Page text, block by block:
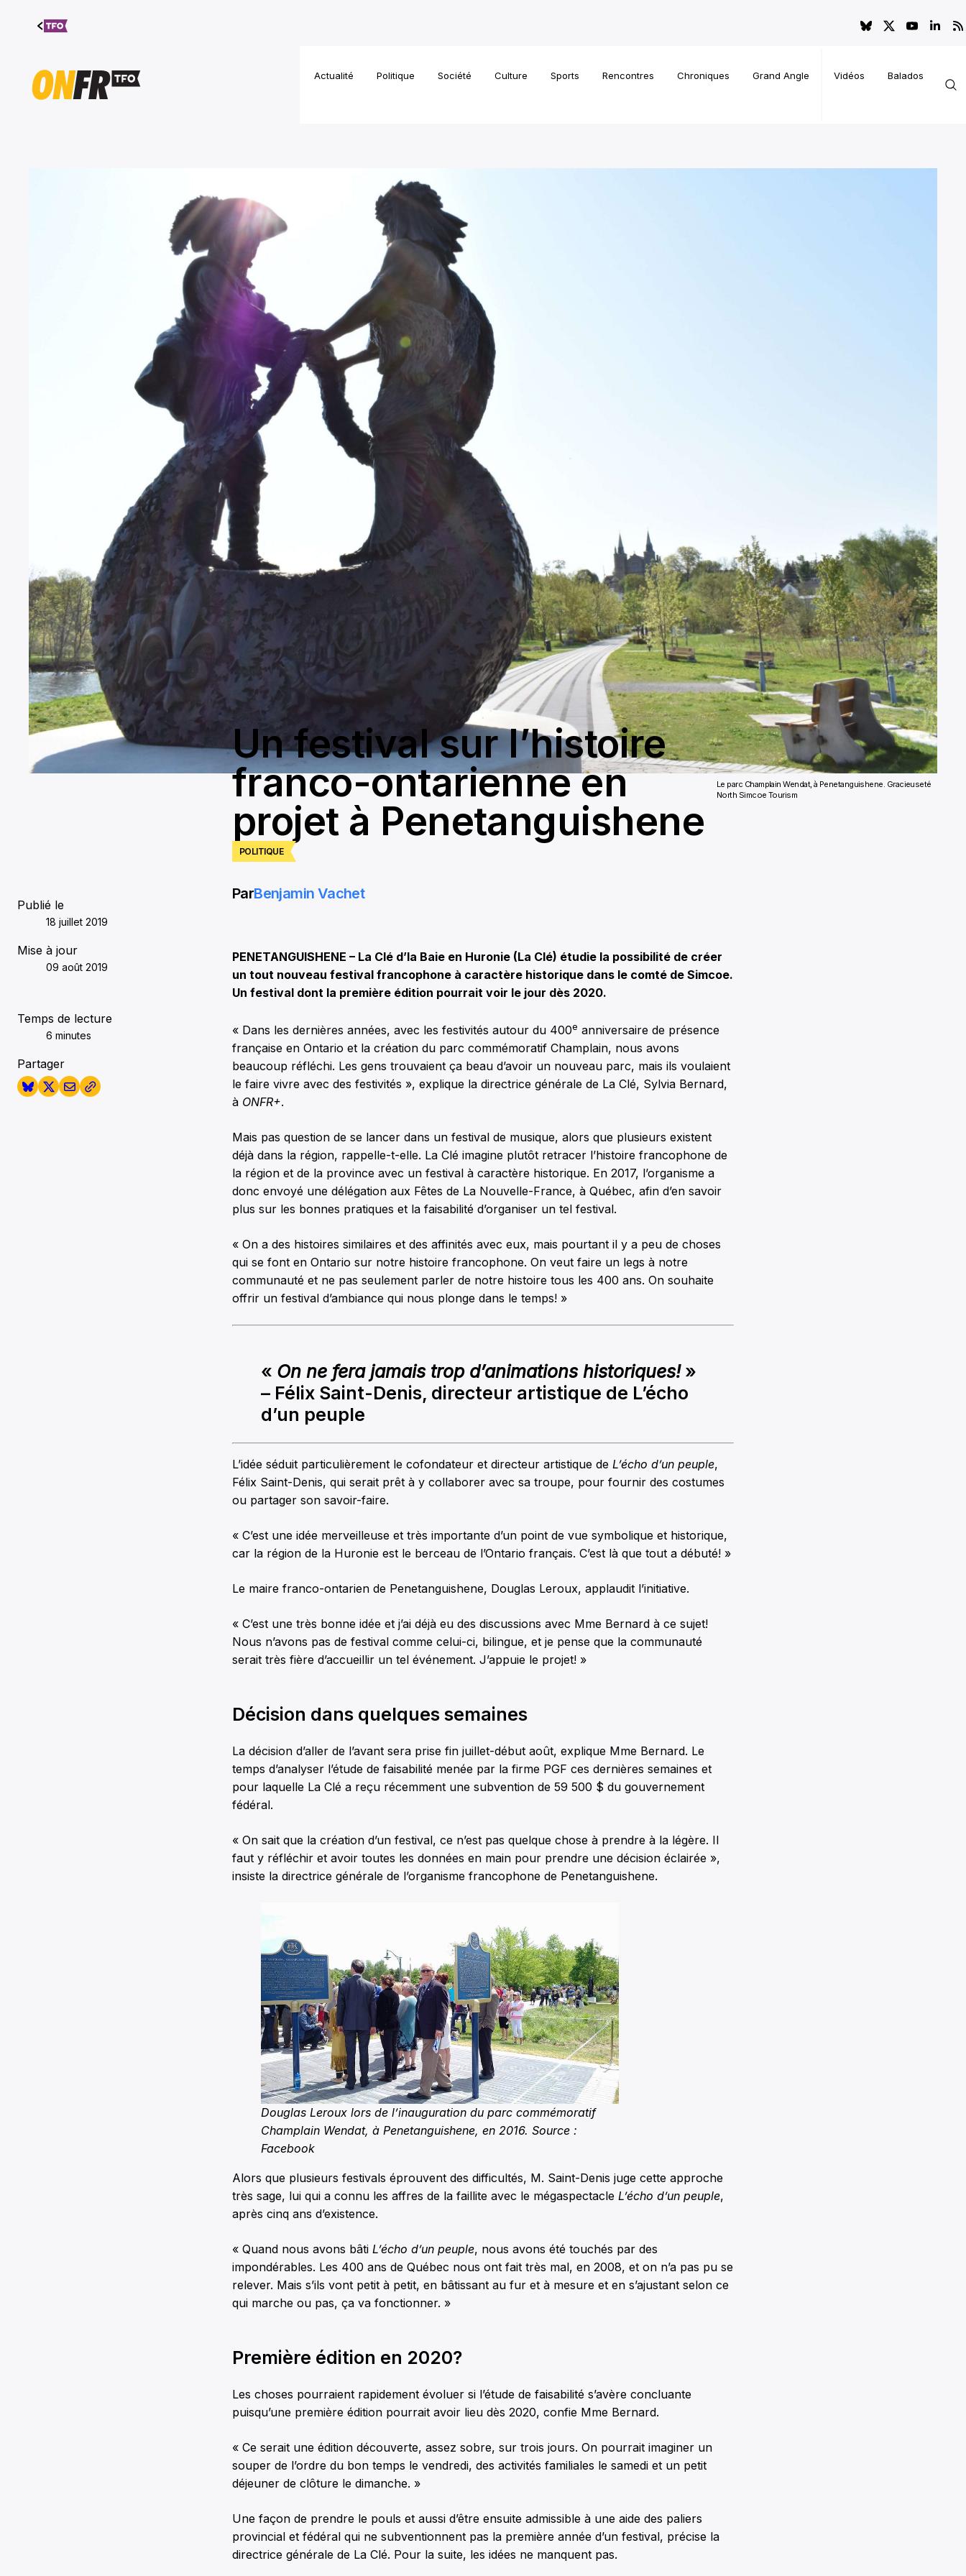
Aller au
contenu
Actualité Politique Société Culture Sports Rencontres Chroniques Grand Angle Vidéos Balados
Le parc Champlain Wendat, à Penetanguishene. Gracieuseté
North Simcoe Tourism
POLITIQUE
Un festival sur l’histoire
franco-ontarienne en
projet à Penetanguishene
Publié le
18 juillet 2019
Mise à jour
09 août 2019
Temps de lecture
6 minutes
Partager
ParBenjamin Vachet
PENETANGUISHENE – La Clé d’la Baie en Huronie (La Clé) étudie la possibilité de créer
un tout nouveau festival francophone à caractère historique dans le comté de Simcoe.
Un festival dont la première édition pourrait voir le jour dès 2020.
« Dans les dernières années, avec les festivités autour du 400e anniversaire de présence
française en Ontario et la création du parc commémoratif Champlain, nous avons
beaucoup réfléchi. Les gens trouvaient ça beau d’avoir un nouveau parc, mais ils voulaient
le faire vivre avec des festivités », explique la directrice générale de La Clé, Sylvia Bernard,
à ONFR+.
Mais pas question de se lancer dans un festival de musique, alors que plusieurs existent
déjà dans la région, rappelle-t-elle. La Clé imagine plutôt retracer l’histoire francophone de
la région et de la province avec un festival à caractère historique. En 2017, l’organisme a
donc envoyé une délégation aux Fêtes de La Nouvelle-France, à Québec, afin d’en savoir
plus sur les bonnes pratiques et la faisabilité d’organiser un tel festival.
« On a des histoires similaires et des affinités avec eux, mais pourtant il y a peu de choses
qui se font en Ontario sur notre histoire francophone. On veut faire un legs à notre
communauté et ne pas seulement parler de notre histoire tous les 400 ans. On souhaite
offrir un festival d’ambiance qui nous plonge dans le temps! »
« On ne fera jamais trop d’animations historiques!»
– Félix Saint-Denis, directeur artistique de L’écho
d’un peuple
L’idée séduit particulièrement le cofondateur et directeur artistique de L’écho d’un peuple,
Félix Saint-Denis, qui serait prêt à y collaborer avec sa troupe, pour fournir des costumes
ou partager son savoir-faire.
« C’est une idée merveilleuse et très importante d’un point de vue symbolique et historique,
car la région de la Huronie est le berceau de l’Ontario français. C’est là que tout a débuté! »
Le maire franco-ontarien de Penetanguishene, Douglas Leroux, applaudit l’initiative.
« C’est une très bonne idée et j’ai déjà eu des discussions avec Mme Bernard à ce sujet!
Nous n’avons pas de festival comme celui-ci, bilingue, et je pense que la communauté
serait très fière d’accueillir un tel événement. J’appuie le projet! »
Décision dans quelques semaines
La décision d’aller de l’avant sera prise fin juillet-début août, explique Mme Bernard. Le
temps d’analyser l’étude de faisabilité menée par la firme PGF ces dernières semaines et
pour laquelle La Clé a reçu récemment une subvention de 59 500 $ du gouvernement
fédéral.
« On sait que la création d’un festival, ce n’est pas quelque chose à prendre à la légère. Il
faut y réfléchir et avoir toutes les données en main pour prendre une décision éclairée »,
insiste la directrice générale de l’organisme francophone de Penetanguishene.
Douglas Leroux lors de l’inauguration du parc commémoratif
Champlain Wendat, à Penetanguishene, en 2016. Source :
Facebook
Alors que plusieurs festivals éprouvent des difficultés, M. Saint-Denis juge cette approche
très sage, lui qui a connu les affres de la faillite avec le mégaspectacle L’écho d’un peuple,
après cinq ans d’existence.
« Quand nous avons bâti L’écho d’un peuple, nous avons été touchés par des
impondérables. Les 400 ans de Québec nous ont fait très mal, en 2008, et on n’a pas pu se
relever. Mais s’ils vont petit à petit, en bâtissant au fur et à mesure et en s’ajustant selon ce
qui marche ou pas, ça va fonctionner. »
Première édition en 2020?
Les choses pourraient rapidement évoluer si l’étude de faisabilité s’avère concluante
puisqu’une première édition pourrait avoir lieu dès 2020, confie Mme Bernard.
« Ce serait une édition découverte, assez sobre, sur trois jours. On pourrait imaginer un
souper de l’ordre du bon temps le vendredi, des activités familiales le samedi et un petit
déjeuner de clôture le dimanche. »
Une façon de prendre le pouls et aussi d’être ensuite admissible à une aide des paliers
provincial et fédéral qui ne subventionnent pas la première année d’un festival, précise la
directrice générale de La Clé. Pour la suite, les idées ne manquent pas.